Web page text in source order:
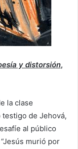
y distorsión,
la clase
testigo de Jehová,
al público
murió por